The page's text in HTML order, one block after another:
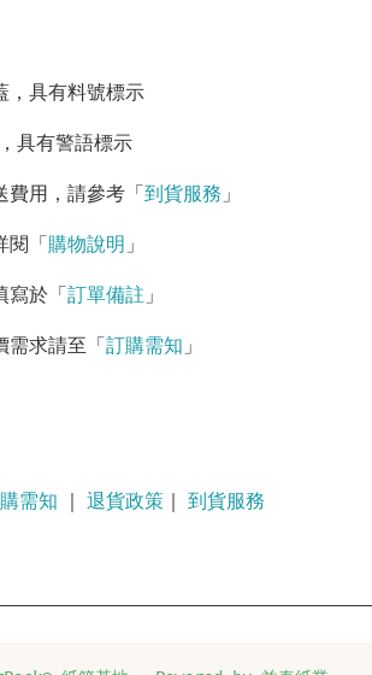
，具有料號標示
具有警語標示
用，請參考「 到貨服務 」
「 購物說明 」
於「 訂單備註 」
求請至「 訂購需知 」
需知 退貨政策 到貨服務